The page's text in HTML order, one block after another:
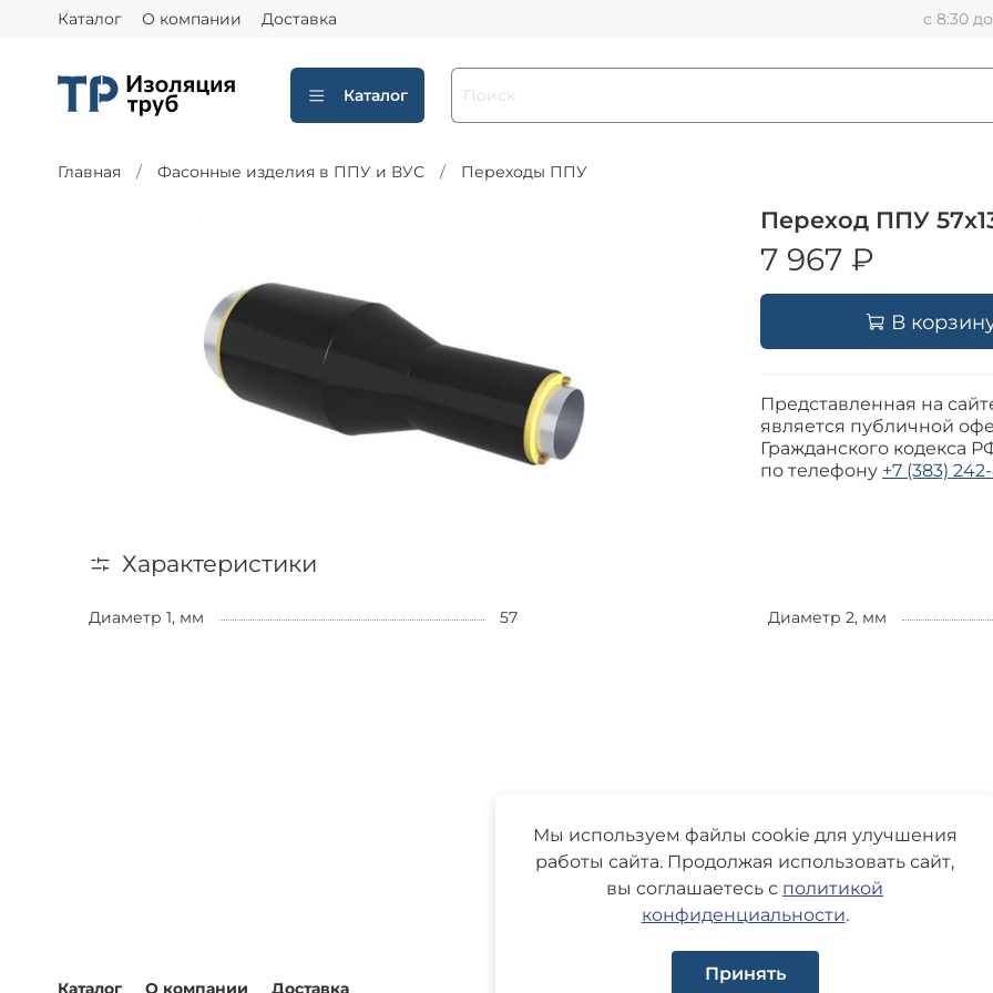
Каталог О компании Доставка с 8:30
Каталог
Главная Фасонные изделия в ППУ и ВУС Переходы ППУ
Переход ППУ
7 967 ₽
В
Представленная на
является публичной
Гражданского кодекса
по телефону +7 (383)
Характеристики
Диаметр 1, мм 57 Диаметр 2, мм
Каталог О компании Доставка
Мы используем файлы cookie для улучшения
работы сайта. Продолжая использовать сайт,
вы соглашаетесь с политикой
конфиденциальности.
Принять